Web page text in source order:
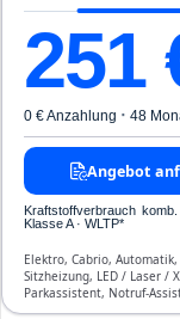
251
0 € Anzahlung · 48
Angebot
Kraftstoffverbrauch
Klasse A · WLTP*
Elektro, Cabrio,
Sitzheizung, LED / Laser /
Parkassistent, Notruf-
Verkehrszeichen-